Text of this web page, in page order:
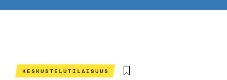
KESKUSTELUTILAISUUS